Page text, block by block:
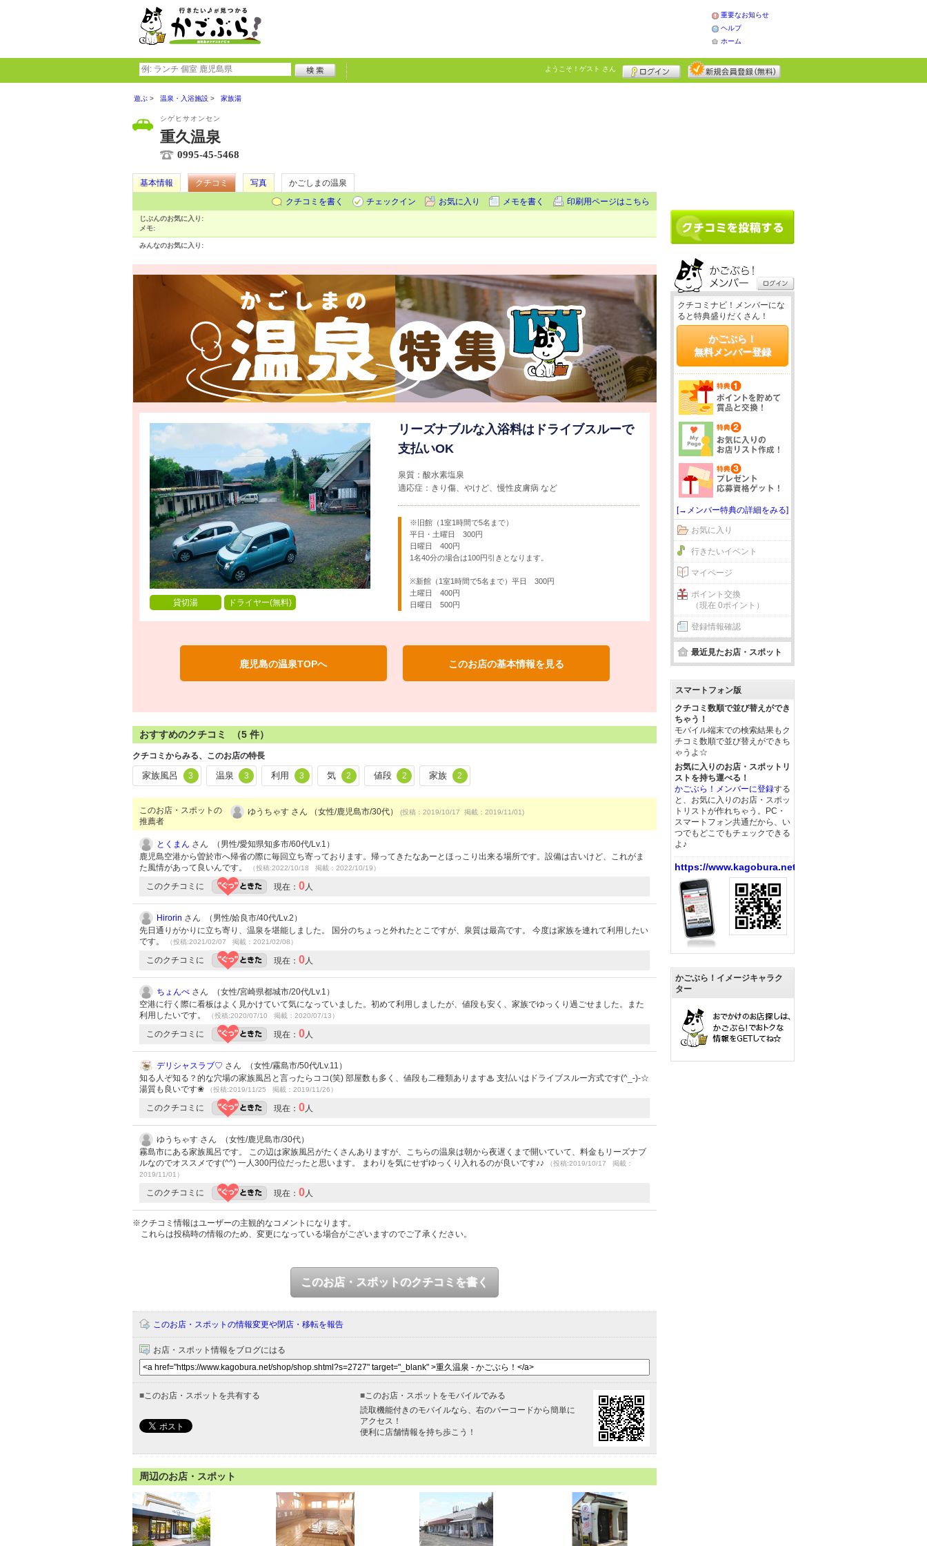
重要なお知らせ
ヘルプ
ホーム
ようこそ！ ゲスト さん
遊ぶ 温泉・入浴施設 家族湯
シゲヒサオンセン
重久温泉
0995-45-5468
基本情報 クチコミ 写真
かごしまの温泉
クチコミを書く
チェックイン お気に入り メモを書く 印刷用ページはこちら
じぶんのお気に入り:
メモ:
みんなのお気に入り:
リーズナブルな入浴料はドライブスルーで
支払いOK
泉質：酸水素塩泉
適応症：きり傷、やけど、慢性皮膚病 など
※旧館（1室1時間で5名まで）
平日・土曜日 300円
日曜日 400円
1名40分の場合は100円引きとなります。
※新館（1室1時間で5名まで）平日 300円
土曜日 400円
日曜日 500円
貸切湯 ドライヤー(無料)
鹿児島の温泉TOPへ このお店の基本情報を見る
おすすめのクチコミ （5 件）
クチコミからみる、このお店の特長
家族風呂 3 温泉 3 利用 3 気 2 値段 2 家族 2
このお店・スポットの
推薦者
ゆうちゃす さん （女性/鹿児島市/30代） (投稿：2019/10/17 掲載：2019/11/01)
とくまん さん （男性/愛知県知多市/60代/Lv.1）
鹿児島空港から曽於市へ帰省の際に毎回立ち寄っております。帰ってきたなあーとほっこり出来る場所です。設備は古いけど、これがま
た風情があって良いんです。
（投稿:2022/10/18 掲載：2022/10/19）
このクチコミに 現在： 0人
Hirorin さん （男性/姶良市/40代/Lv.2）
先日通りがかりに立ち寄り、温泉を堪能しました。 国分のちょっと外れたとこですが、泉質は最高です。 今度は家族を連れて利用したい
です。
（投稿:2021/02/07 掲載：2021/02/08）
このクチコミに 現在： 0人
ちょんぺ さん （女性/宮崎県都城市/20代/Lv.1）
空港に行く際に看板はよく見かけていて気になっていました。初めて利用しましたが、値段も安く、家族でゆっくり過ごせました。また
利用したいです。
（投稿:2020/07/10 掲載：2020/07/13）
このクチコミに 現在： 0人
デリシャスラブ♡ さん （女性/霧島市/50代/Lv.11）
知る人ぞ知る？的な穴場の家族風呂と言ったらココ(笑) 部屋数も多く、値段も二種類あります♨ 支払いはドライブスルー方式です(^_-)-☆
湯質も良いです❀
（投稿:2019/11/25 掲載：2019/11/26）
このクチコミに 現在： 0人
ゆうちゃす さん （女性/鹿児島市/30代）
霧島市にある家族風呂です。 この辺は家族風呂がたくさんありますが、こちらの温泉は朝から夜遅くまで開いていて、料金もリーズナブ
ルなのでオススメです(^^) 一人300円位だったと思います。 まわりを気にせずゆっくり入れるのが良いです♪♪
（投稿:2019/10/17 掲載：
2019/11/01）
このクチコミに 現在： 0人
※クチコミ情報はユーザーの主観的なコメントになります。
これらは投稿時の情報のため、変更になっている場合がございますのでご了承ください。
このお店・スポットのクチコミを書く
このお店・スポットの情報変更や閉店・移転を報告
お店・スポット情報をブログにはる
■このお店・スポットを共有する ■このお店・スポットをモバイルでみる
読取機能付きのモバイルなら、右のバーコードから簡単に
アクセス！
便利に店舗情報を持ち歩こう！
周辺のお店・スポット
クチコミナビ！メンバーにな
ると特典盛りだくさん！
かごぶら！
無料メンバー登録
[→メンバー特典の詳細をみる]
お気に入り
行きたいイベント
マイページ
ポイント交換
（現在 0ポイント）
登録情報確認
最近見たお店・スポット
スマートフォン版
クチコミ数順で並び替えができ
ちゃう！
モバイル端末での検索結果もク
チコミ数順で並び替えができち
ゃうよ☆
お気に入りのお店・スポットリ
ストを持ち運べる！
かごぶら！メンバーに登録する
と、お気に入りのお店・スポッ
トリストが作れちゃう。PC・
スマートフォン共通だから、い
つでもどこでもチェックできる
よ♪
https://www.kagobura.net/
かごぶら！イメージキャラク
ター